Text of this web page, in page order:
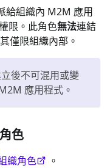
給組織內 M2M 應用
限。此角色無法連結
僅限組織內部。
後不可混用或變
應用程式。
色
織角色
。